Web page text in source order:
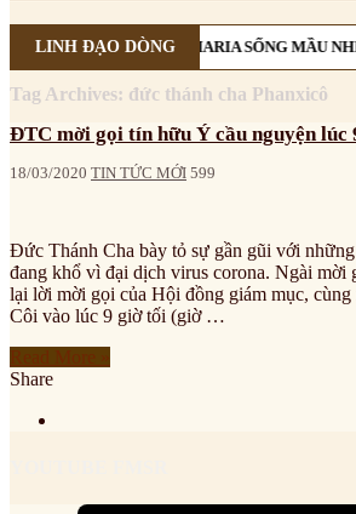
LINH ĐẠO DÒNG
MÂN CÔI CÙNG MẸ MARIA SỐNG MẦU
Tag Archives: đức thánh cha Phanxicô
ĐTC mời gọi tín hữu Ý cầu nguyện lúc
18/03/2020 TIN TỨC MỚI 599
Đức Thánh Cha bày tỏ sự gần gũi với
đang khổ vì đại dịch virus corona. Ngài mời
lại lời mời gọi của Hội đồng giám mục,
Côi vào lúc 9 giờ tối (giờ …
Share